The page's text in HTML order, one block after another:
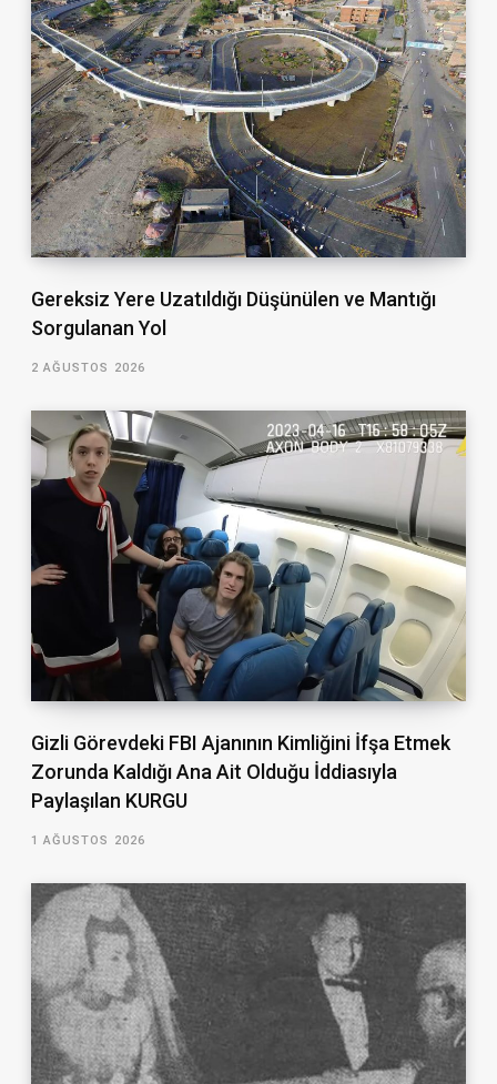
Gereksiz Yere Uzatıldığı Düşünülen ve Mantığı
Sorgulanan Yol
2 AĞUSTOS 2026
Gizli Görevdeki FBI Ajanının Kimliğini İfşa Etmek
Zorunda Kaldığı Ana Ait Olduğu İddiasıyla
Paylaşılan KURGU
1 AĞUSTOS 2026